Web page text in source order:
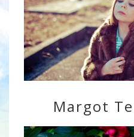
Margot